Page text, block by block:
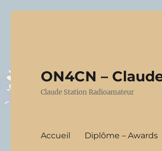
ON4CN –
Claude Station Radioamateur
Accueil Diplôme – Awards